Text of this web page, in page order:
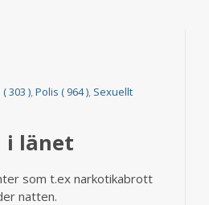
303 ),Polis ( 964 ), Sexuellt
i länet
som t.ex narkotikabrott
natten.